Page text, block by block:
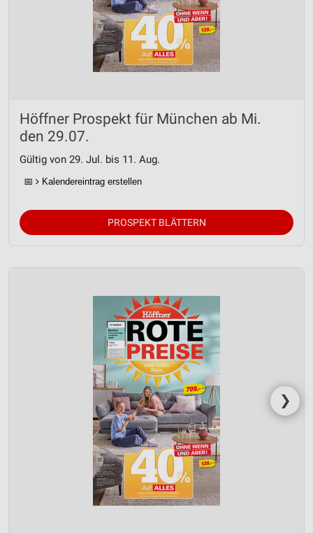
Höffner Prospekt für München ab Mi.
den 29.07.
Gültig von 29. Jul. bis 11. Aug.
📅 Kalendereintrag erstellen
PROSPEKT BLÄTTERN
❯